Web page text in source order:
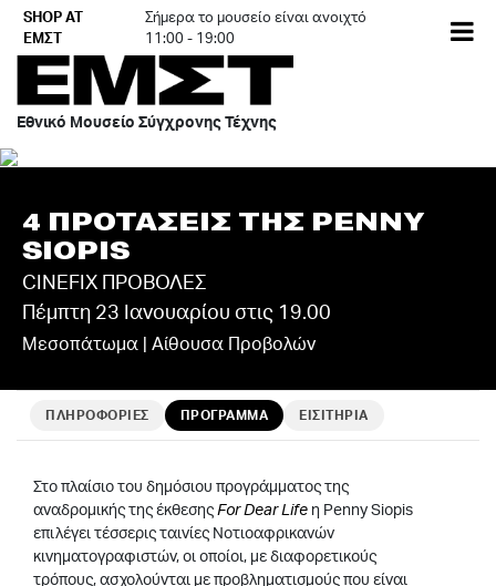
Skip
content
SHOP AT
ΕΜΣΤ
Σήμερα το μουσείο είναι ανοιχτό
11:00 - 19:00
Εθνικό Μουσείο Σύγχρονης Τέχνης
4 ΠΡΟΤΑΣΕΙΣ ΤΗΣ PENNY
SIOPIS
CINEFIX ΠΡΟΒΟΛΕΣ
Πέμπτη 23 Ιανουαρίου στις 19.00
Μεσοπάτωμα | Αίθουσα Προβολών
ΠΛΗΡΟΦΟΡΙΕΣ ΠΡΟΓΡΑΜΜΑ ΕΙΣΙΤΗΡΙΑ
Στο πλαίσιο του δημόσιου προγράμματος της
αναδρομικής της έκθεσης For Dear Life η Penny Siopis
επιλέγει τέσσερις ταινίες Νοτιοαφρικανών
κινηματογραφιστών, οι οποίοι, με διαφορετικούς
τρόπους, ασχολούνται με προβληματισμούς που είναι